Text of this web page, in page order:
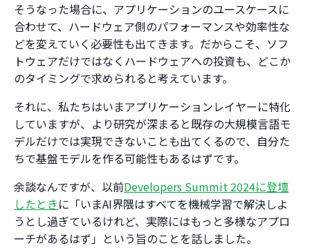
そうなった場合に、アプリケーションのユースケースに
合わせて、ハードウェア側のパフォーマンスや効率性な
どを変えていく必要性も出てきます。だからこそ、ソフ
トウェアだけではなくハードウェアへの投資も、どこか
のタイミングで求められると考えています。
それに、私たちはいまアプリケーションレイヤーに特化
していますが、より研究が深まると既存の大規模言語モ
デルだけでは実現できないことも出てくるので、自分た
ちで基盤モデルを作る可能性もあるはずです。
余談なんですが、以前Developers Summit 2024に登壇
したときに「いまAI界隈はすべてを機械学習で解決しよ
うとし過ぎているけれど、実際にはもっと多様なアプロ
ーチがあるはず」という旨のことを話しました。